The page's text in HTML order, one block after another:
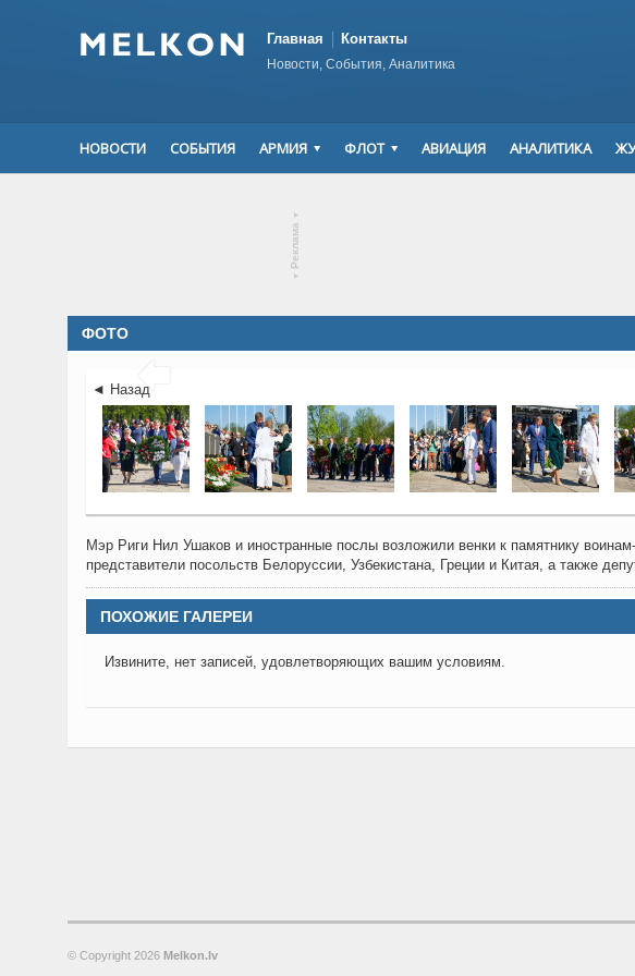
Главная Контакты
Новости, События, Аналитика
НОВОСТИ СОБЫТИЯ АРМИЯ ФЛОТ АВИАЦИЯ АНАЛИТИКА
▾
Реклама
▾
ФОТО

◄ Назад
Мэр Риги Нил Ушаков и иностранные послы возложили венки к памятнику
представители посольств Белоруссии, Узбекистана, Греции и Китая, а также
ПОХОЖИЕ ГАЛЕРЕИ
Извините, нет записей, удовлетворяющих вашим условиям.
© Copyright 2026 Melkon.lv